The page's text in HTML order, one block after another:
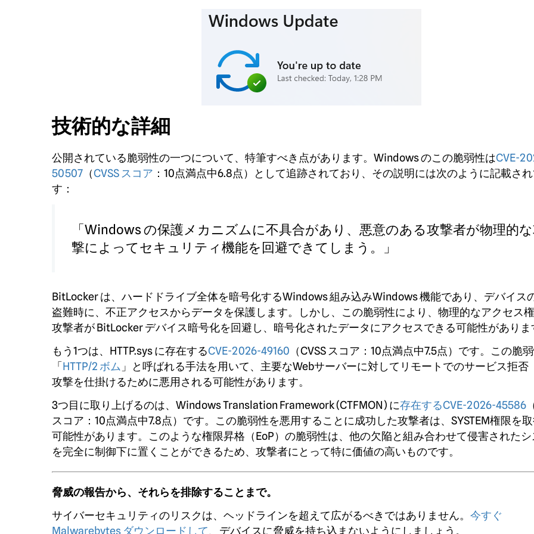
技術的な詳細
公開されている脆弱性の一つについて、特筆すべき点があります。Windows のこの脆弱性はCVE-
50507 （CVSS スコア ：10点満点中6.8点）として追跡されており、その説明には次のように記載され
す：
「Windows の保護メカニズムに不具合があり、悪意のある攻撃者が物理的
撃によってセキュリティ機能を回避できてしまう。」
BitLocker は、ハードドライブ全体を暗号化するWindows 組み込みWindows 機能であり、デバイス
盗難時に、不正アクセスからデータを保護します。しかし、この脆弱性により、物理的なアクセス
攻撃者が BitLocker デバイス暗号化を回避し、暗号化されたデータにアクセスできる可能性がありま
もう1つは、HTTP.sys に存在するCVE-2026-49160 （CVSS スコア：10点満点中7.5点）です。この脆弱
「 HTTP/2 ボム 」と呼ばれる手法を用いて、主要なWebサーバーに対してリモートでのサービス拒否
攻撃を仕掛けるために悪用される可能性があります。
3つ目に取り上げるのは、Windows Translation Framework (CTFMON) に存在するCVE-2026-45586
スコア：10点満点中7.8点）です。この脆弱性を悪用することに成功した攻撃者は、SYSTEM権限を
可能性があります。このような権限昇格（EoP）の脆弱性は、他の欠陥と組み合わせて侵害されたシ
を完全に制御下に置くことができるため、攻撃者にとって特に価値の高いものです。
脅威の報告から、それらを排除することまで。
サイバーセキュリティのリスクは、ヘッドラインを超えて広がるべきではありません。 今すぐ
Malwarebytes ダウンロードして、デバイスに脅威を持ち込まないようにしましょう。